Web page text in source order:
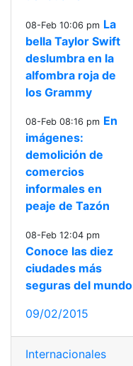
08-Feb 10:06 pm La
bella Taylor Swift
deslumbra en la
alfombra roja de
los Grammy
08-Feb 08:16 pm En
imágenes:
demolición de
comercios
informales en
peaje de Tazón
08-Feb 12:04 pm
Conoce las diez
ciudades más
seguras del mundo
09/02/2015
Internacionales